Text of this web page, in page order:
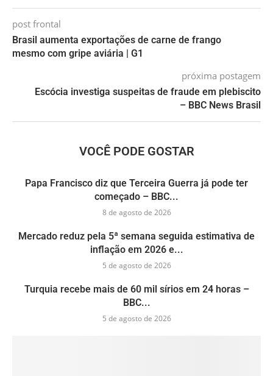
post frontal
Brasil aumenta exportações de carne de frango
mesmo com gripe aviária | G1
próxima postagem
Escócia investiga suspeitas de fraude em plebiscito
– BBC News Brasil
VOCÊ PODE GOSTAR
Papa Francisco diz que Terceira Guerra já pode ter
começado – BBC...
8 de agosto de 2026
Mercado reduz pela 5ª semana seguida estimativa de
inflação em 2026 e...
5 de agosto de 2026
Turquia recebe mais de 60 mil sírios em 24 horas –
BBC...
5 de agosto de 2026